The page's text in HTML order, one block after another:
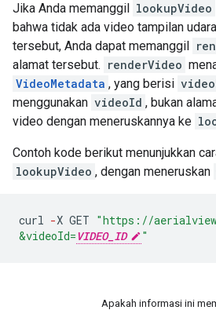
Jika Anda memanggil lookupVideo
bahwa tidak ada video tampilan
tersebut, Anda dapat memanggil
alamat tersebut. renderVideo
VideoMetadata , yang berisi
menggunakan videoId , bukan
video dengan meneruskannya ke
Contoh kode berikut menunjukkan
lookupVideo , dengan meneruskan
curl -X GET "https://
&videoId=VIDEO_ID "
Apakah informasi ini